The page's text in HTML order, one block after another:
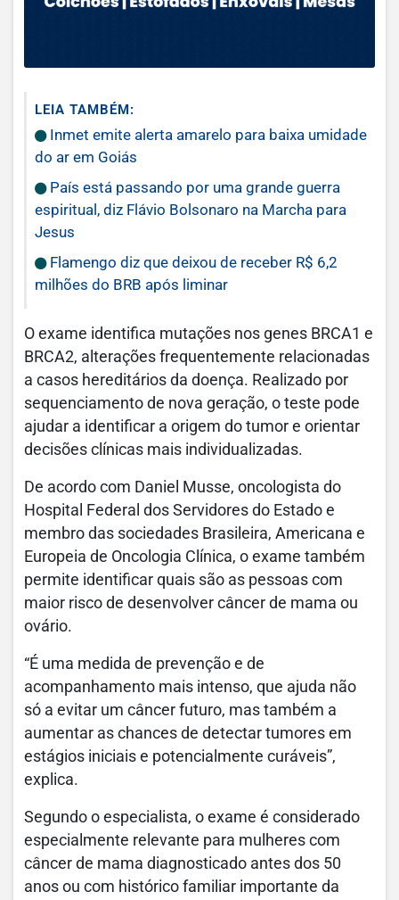
LEIA TAMBÉM:
Inmet emite alerta amarelo para baixa umidade
do ar em Goiás
País está passando por uma grande guerra
espiritual, diz Flávio Bolsonaro na Marcha para
Jesus
Flamengo diz que deixou de receber R$ 6,2
milhões do BRB após liminar
O exame identifica mutações nos genes BRCA1 e
BRCA2, alterações frequentemente relacionadas
a casos hereditários da doença. Realizado por
sequenciamento de nova geração, o teste pode
ajudar a identificar a origem do tumor e orientar
decisões clínicas mais individualizadas.
De acordo com Daniel Musse, oncologista do
Hospital Federal dos Servidores do Estado e
membro das sociedades Brasileira, Americana e
Europeia de Oncologia Clínica, o exame também
permite identificar quais são as pessoas com
maior risco de desenvolver câncer de mama ou
ovário.
“É uma medida de prevenção e de
acompanhamento mais intenso, que ajuda não
só a evitar um câncer futuro, mas também a
aumentar as chances de detectar tumores em
estágios iniciais e potencialmente curáveis”,
explica.
Segundo o especialista, o exame é considerado
especialmente relevante para mulheres com
câncer de mama diagnosticado antes dos 50
anos ou com histórico familiar importante da